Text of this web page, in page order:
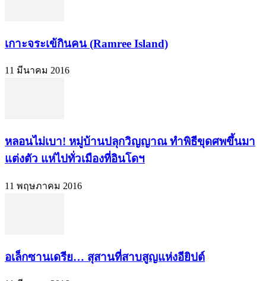
เกาะจระเข้กินคน (Ramree Island)
11 มีนาคม 2016
หลอนไม่เบา! หมู่บ้านปลุกวิญญาณ ทำพิธีขุดศพขึ้นมา
แต่งตัว แห่ไปทั่วเมืองที่อินโดฯ
11 พฤษภาคม 2016
อเล็กซานเดรีย… สุสานที่สาบสูญแห่งอียิปต์